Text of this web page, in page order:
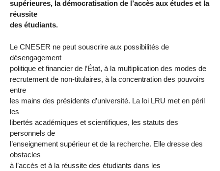
supérieures, la démocratisation de l’accès aux études et la
réussite
des étudiants.
Le CNESER ne peut souscrire aux possibilités de
désengagement
politique et financier de l’État, à la multiplication des modes de
recrutement de non-titulaires, à la concentration des pouvoirs
entre
les mains des présidents d’université. La loi LRU met en péril
les
libertés académiques et scientifiques, les statuts des
personnels de
l’enseignement supérieur et de la recherche. Elle dresse des
obstacles
à l’accès et à la réussite des étudiants dans les